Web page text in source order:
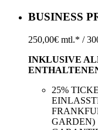
BUSINESS
250,00€ mtl.* /
INKLUSIVE
25%
GARDEN)